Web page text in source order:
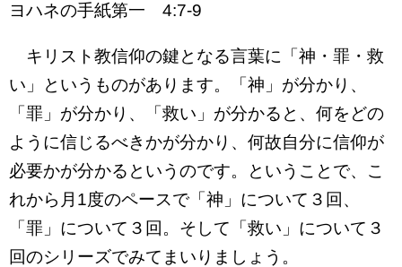
ヨハネの手紙第一 4:7-9
キリスト教信仰の鍵となる言葉に「神・罪・救
い」というものがあります。「神」が分かり、
「罪」が分かり、「救い」が分かると、何をどの
ように信じるべきかが分かり、何故自分に信仰が
必要かが分かるというのです。ということで、こ
れから月1度のペースで「神」について３回、
「罪」について３回。そして「救い」について３
回のシリーズでみてまいりましょう。